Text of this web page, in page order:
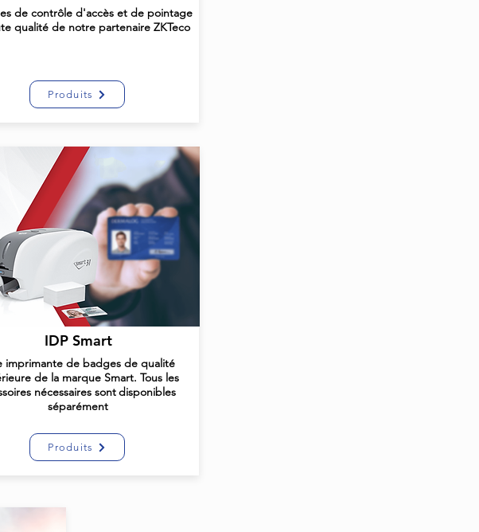
de contrôle d'accès et de pointage
qualité de notre partenaire ZKTeco
Produits
IDP Smart
imprimante de badges de qualité
de la marque Smart. Tous les
nécessaires sontdisponibles
séparément
Produits